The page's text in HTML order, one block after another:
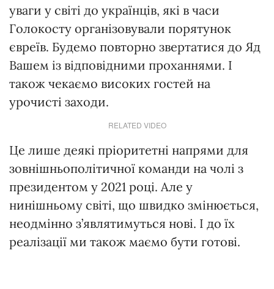
уваги у світі до українців, які в часи
Голокосту організовували порятунок
євреїв. Будемо повторно звертатися до Яд
Вашем із відповідними проханнями. І
також чекаємо високих гостей на
урочисті заходи.
RELATED VIDEO
Це лише деякі пріоритетні напрями для
зовнішньополітичної команди на чолі з
президентом у 2021 році. Але у
нинішньому світі, що швидко змінюється,
неодмінно з’являтимуться нові. І до їх
реалізації ми також маємо бути готові.